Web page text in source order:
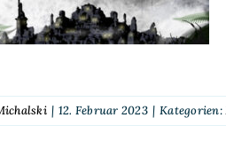
| 12. Februar 2023 | Kategorien: